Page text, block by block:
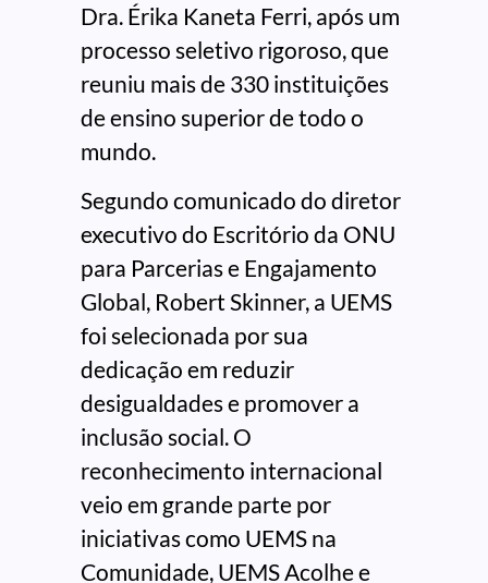
Dra. Érika Kaneta Ferri, após um
processo seletivo rigoroso, que
reuniu mais de 330 instituições
de ensino superior de todo o
mundo.
Segundo comunicado do diretor
executivo do Escritório da ONU
para Parcerias e Engajamento
Global, Robert Skinner, a UEMS
foi selecionada por sua
dedicação em reduzir
desigualdades e promover a
inclusão social. O
reconhecimento internacional
veio em grande parte por
iniciativas como UEMS na
Comunidade, UEMS Acolhe e